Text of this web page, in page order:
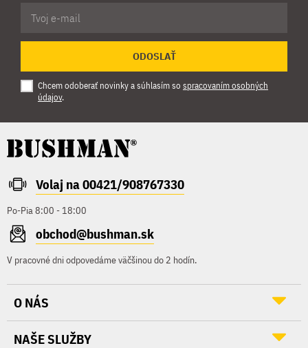
ODOSLAŤ
Chcem odoberať novinky a súhlasím so spracovaním osobných
údajov.
Volaj na 00421/908767330
Po-Pia 8:00 - 18:00
obchod@bushman.sk
V pracovné dni odpovedáme väčšinou do 2 hodín.
O NÁS
NAŠE SLUŽBY